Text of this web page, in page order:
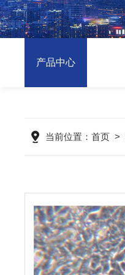
产品中心
当前位置：首页 >